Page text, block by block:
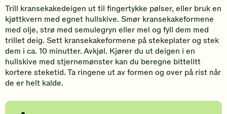
Trill kransekakedeigen ut til fingertykke pølser, eller bruk en
kjøttkvern med egnet hullskive. Smør kransekakeformene
med olje, strø med semulegryn eller mel og fyll dem med
trillet deig. Sett kransekakeformene på stekeplater og stek
dem i ca. 10 minutter. Avkjøl. Kjører du ut deigen i en
hullskive med stjernemønster kan du beregne bittelitt
kortere steketid. Ta ringene ut av formen og over på rist når
de er helt kalde.